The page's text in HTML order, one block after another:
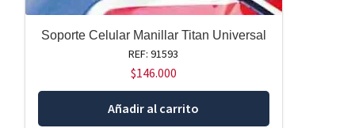
Soporte Celular Manillar Titan Universal
REF: 91593
$146.000
Añadir al carrito